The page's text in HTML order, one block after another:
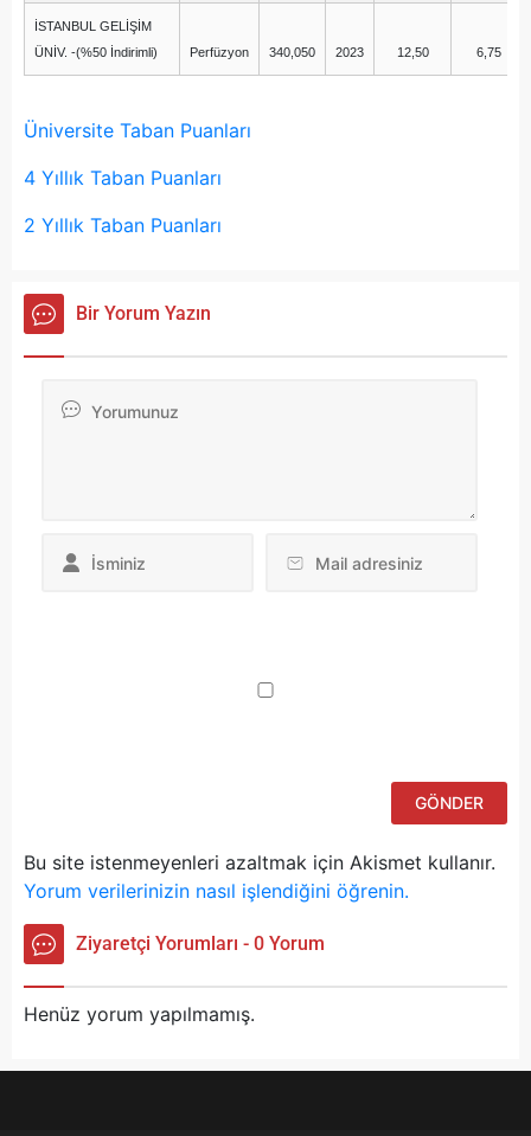
İSTANBUL GELİŞİM
ÜNİV. -(%50 İndirimli)
Perfüzyon 340,050 2023 12,50 6,75
Üniversite Taban Puanları
4 Yıllık Taban Puanları
2 Yıllık Taban Puanları
Bir Yorum Yazın
Bu site istenmeyenleri azaltmak için Akismet kullanır.
Yorum verilerinizin nasıl işlendiğini öğrenin.
Ziyaretçi Yorumları - 0 Yorum
Henüz yorum yapılmamış.